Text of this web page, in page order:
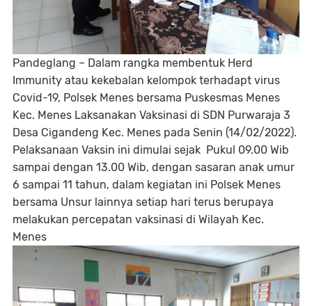
Pandeglang – Dalam rangka membentuk Herd
Immunity atau kekebalan kelompok terhadapt virus
Covid-19, Polsek Menes bersama Puskesmas Menes
Kec. Menes Laksanakan Vaksinasi di SDN Purwaraja 3
Desa Cigandeng Kec. Menes pada Senin (14/02/2022).
Pelaksanaan Vaksin ini dimulai sejak Pukul 09.00 Wib
sampai dengan 13.00 Wib, dengan sasaran anak umur
6 sampai 11 tahun, dalam kegiatan ini Polsek Menes
bersama Unsur lainnya setiap hari terus berupaya
melakukan percepatan vaksinasi di Wilayah Kec.
Menes